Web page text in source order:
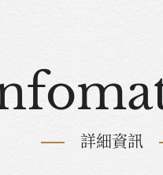
詳細資訊